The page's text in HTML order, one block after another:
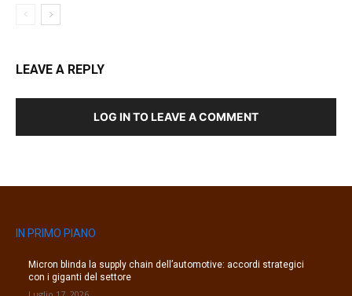
LEAVE A REPLY
LOG IN TO LEAVE A COMMENT
IN PRIMO PIANO
Micron blinda la supply chain dell’automotive: accordi strategici
con i giganti del settore